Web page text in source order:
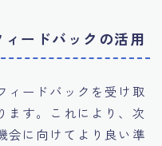
ードバックの活用
ィードバックを受け取
ます。これにより、次
会に向けてより良い準